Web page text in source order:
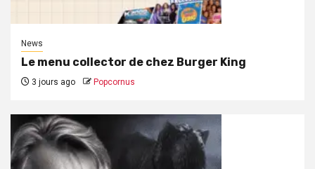
News
Le menu collector de chez Burger King
3 jours ago Popcornus